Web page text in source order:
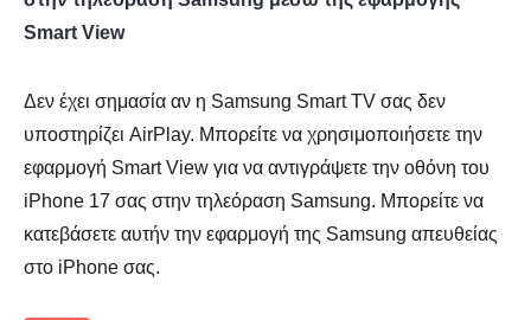
Smart View
Δεν έχει σημασία αν η Samsung Smart TV σας δεν
υποστηρίζει AirPlay. Μπορείτε να χρησιμοποιήσετε την
εφαρμογή Smart View για να αντιγράψετε την οθόνη του
iPhone 17 σας στην τηλεόραση Samsung. Μπορείτε να
κατεβάσετε αυτήν την εφαρμογή της Samsung απευθείας
στο iPhone σας.